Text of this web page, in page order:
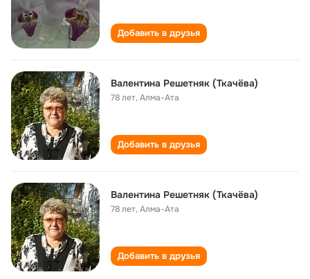
Добавить в друзья
Валентина Решетняк (Ткачёва)
78 лет,Алма-Ата
Добавить в друзья
Валентина Решетняк (Ткачёва)
78 лет,Алма-Ата
Добавить в друзья